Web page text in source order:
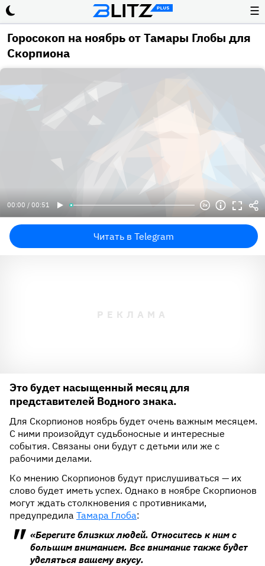
☰
Горосокоп на ноябрь от Тамары Глобы для
Скорпиона
00:00 / 00:51
Читать в Telegram
Это будет насыщенный месяц для
представителей Водного знака.
Для Скорпионов ноябрь будет очень важным месяцем.
С ними произойдут судьбоносные и интересные
события. Связаны они будут с детьми или же с
рабочими делами.
Ко мнению Скорпионов будут прислушиваться — их
слово будет иметь успех. Однако в ноябре Скорпионов
могут ждать столкновения с противниками,
предупредила Тамара Глоба:
«Берегите близких людей. Относитесь к ним с
большим вниманием. Все внимание также будет
уделяться вашему вкусу.